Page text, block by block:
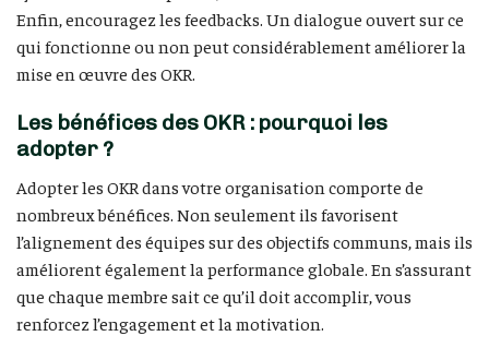
Enfin, encouragez les feedbacks. Un dialogue ouvert sur ce
qui fonctionne ou non peut considérablement améliorer la
mise en œuvre des OKR.
Les bénéfices des OKR : pourquoi les
adopter ?
Adopter les OKR dans votre organisation comporte de
nombreux bénéfices. Non seulement ils favorisent
l’alignement des équipes sur des objectifs communs, mais ils
améliorent également la performance globale. En s’assurant
que chaque membre sait ce qu’il doit accomplir, vous
renforcez l’engagement et la motivation.